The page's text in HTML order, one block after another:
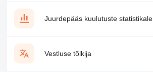
Juurdepääs kuulutuste statistikale
Vestluse tõlkija